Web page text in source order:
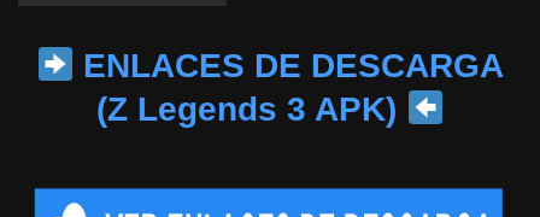
ENLACES DE DESCARGA
(Z Legends 3 APK)